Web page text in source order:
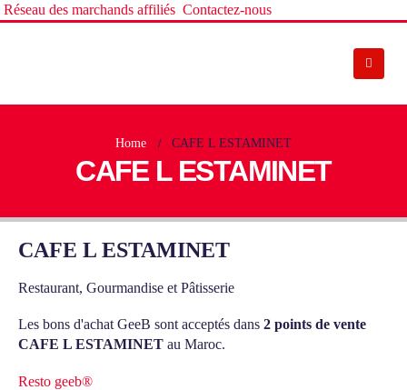
Réseau des marchands affiliés Contactez-nous
Home CAFE L ESTAMINET
CAFE L ESTAMINET
CAFE L ESTAMINET
Restaurant, Gourmandise et Pâtisserie
Les bons d'achat GeeB sont acceptés dans 2 points de vente
CAFE L ESTAMINET au Maroc.
Resto geeb®